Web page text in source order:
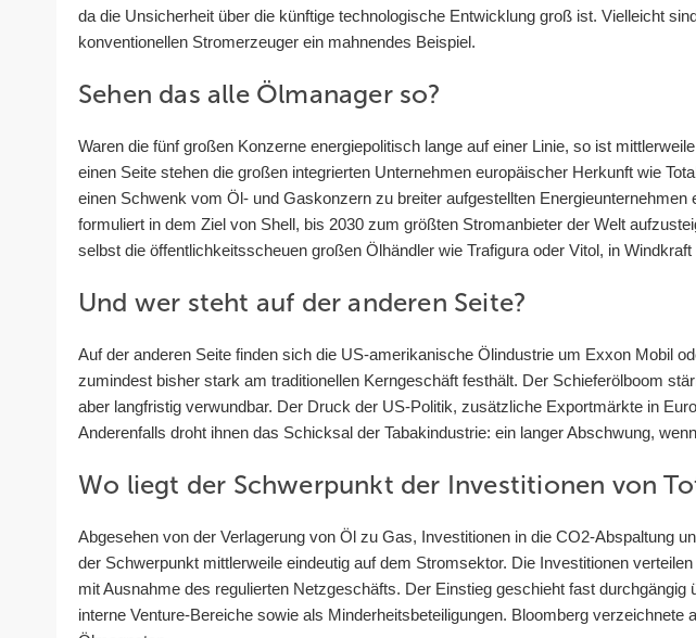
da die Unsicherheit über die künftige technologische Entwicklung groß ist. Vielleicht
konventionellen Stromerzeuger ein mahnendes Beispiel.
Sehen das alle Ölmanager so?
Waren die fünf großen Konzerne energiepolitisch lange auf einer Linie, so ist
einen Seite stehen die großen integrierten Unternehmen europäischer Herkunft wie
einen Schwenk vom Öl- und Gaskonzern zu breiter aufgestellten
formuliert in dem Ziel von Shell, bis 2030 zum größten Stromanbieter der Welt
selbst die öffentlichkeitsscheuen großen Ölhändler wie Trafigura oder Vitol, in
Und wer steht auf der anderen Seite?
Auf der anderen Seite finden sich die US-amerikanische Ölindustrie um Exxon Mobil
zumindest bisher stark am traditionellen Kerngeschäft festhält. Der Schieferölboom
aber langfristig verwundbar. Der Druck der US-Politik, zusätzliche Exportmärkte in
Anderenfalls droht ihnen das Schicksal der Tabakindustrie: ein langer Abschwung,
Wo liegt der Schwerpunkt der Investitionen von
Abgesehen von der Verlagerung von Öl zu Gas, Investitionen in die CO2-Abspaltung
der Schwerpunkt mittlerweile eindeutig auf dem Stromsektor. Die Investitionen
mit Ausnahme des regulierten Netzgeschäfts. Der Einstieg geschieht fast durchgängig
interne Venture-Bereiche sowie als Minderheitsbeteiligungen. Bloomberg verzeichnete